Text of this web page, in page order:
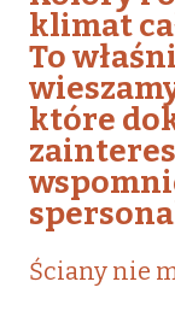
klimat
To
które
Ściany nie